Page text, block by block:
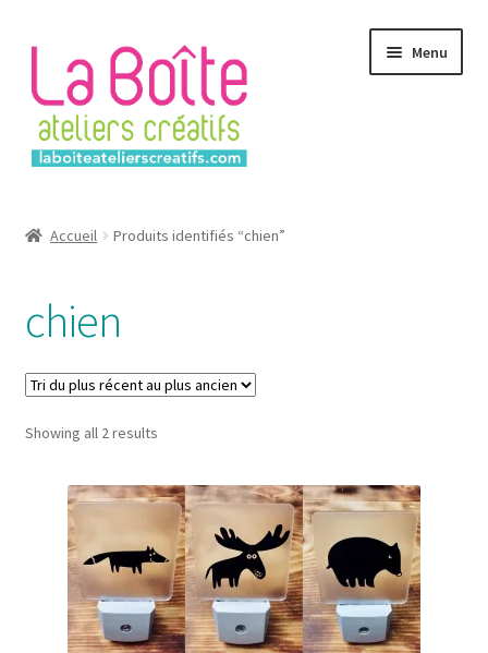
la
navigation
contenu
Menu
Login
Password Reset
Register
Solde de la carte-cadeau
Boutique en ligne
Accueil Produits identifiés “chien”
chien
Showing all 2 resultsSorted